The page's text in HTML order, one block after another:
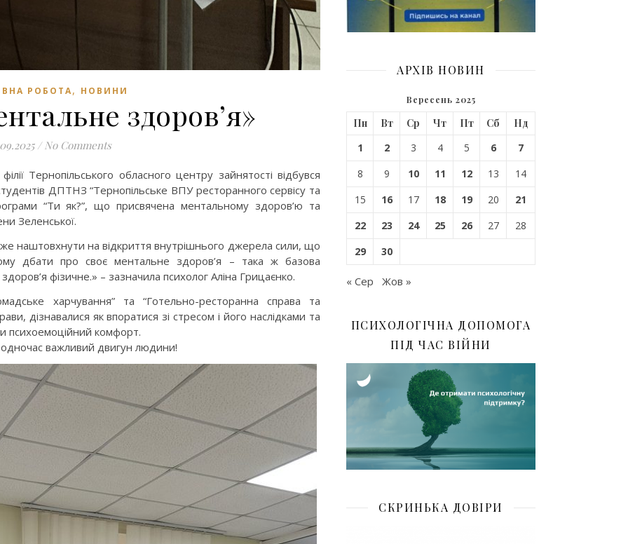
РОБОТА, НОВИНИ
здоров’я»
/ No Comments
Тернопільського обласного центру зайнятості відбувся
ДПТНЗ “Тернопільське ВПУ ресторанного сервісу та
“Ти як?”, що присвячена ментальному здоров’ю та
Зеленської.
наштовхнути на відкриття внутрішнього джерела сили, що
дбати про своє ментальне здоров’я – така ж базова
фізичне.» – зазначила психолог Аліна Грицаєнко.
харчування” та “Готельно-ресторанна справа та
дізнавалися як впоратися зі стресом і його наслідками та
психоемоційний комфорт.
важливий двигун людини!
АРХІВ НОВИН
Вересень 2025
Пн Вт Ср Чт Пт Сб
Нд
1
2 3 4 5 6
7
8
9 10 11 12 13
14
15
16 17 18 19 20
21
22
23 24 25 26 27
28
29
30
« Сер Жов »
ПСИХОЛОГІЧНА ДОПОМОГА
ПІД ЧАС ВІЙНИ
СКРИНЬКА ДОВІРИ